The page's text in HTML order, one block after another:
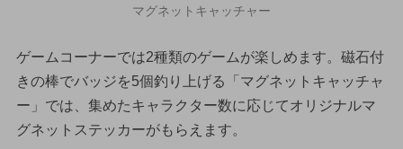
マグネットキャッチャー
ゲームコーナーでは2種類のゲームが楽しめます。磁石付
きの棒でバッジを5個釣り上げる「マグネットキャッチャ
ー」では、集めたキャラクター数に応じてオリジナルマ
グネットステッカーがもらえます。